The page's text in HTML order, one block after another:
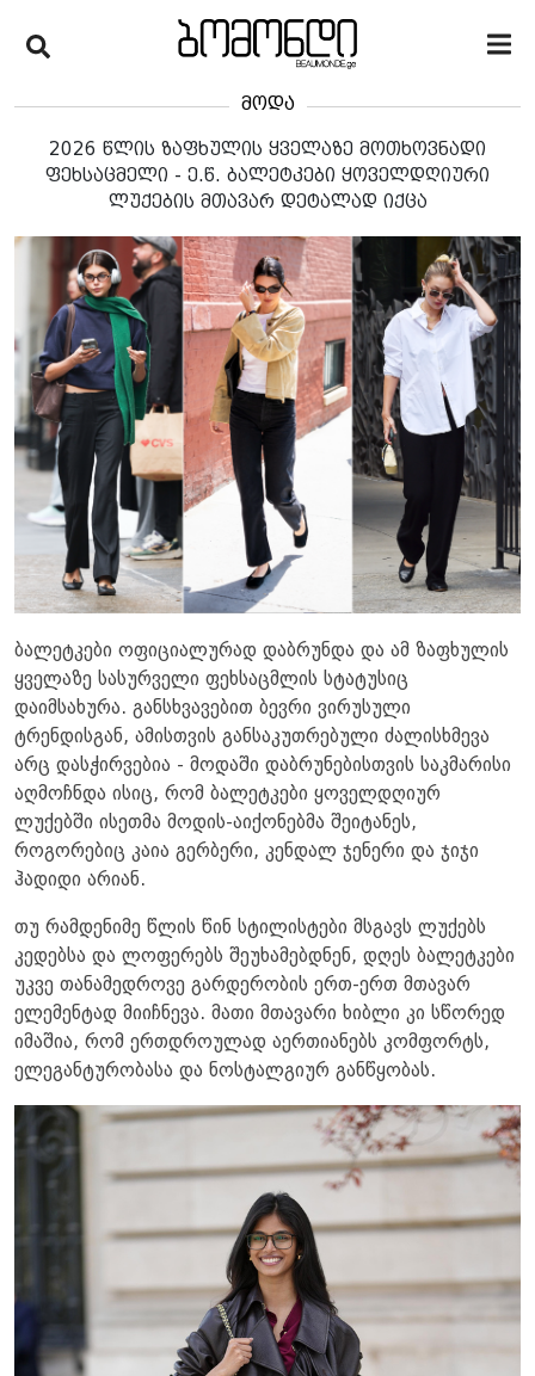
მოდა
2026 წლის ზაფხულის ყველაზე მოთხოვნადი
ფეხსაცმელი - ე.წ. ბალეტკები ყოველდღიური
ლუქების მთავარ დეტალად იქცა
ბალეტკები ოფიციალურად დაბრუნდა და ამ ზაფხულის
ყველაზე სასურველი ფეხსაცმლის სტატუსიც
დაიმსახურა. განსხვავებით ბევრი ვირუსული
ტრენდისგან, ამისთვის განსაკუთრებული ძალისხმევა
არც დასჭირვებია - მოდაში დაბრუნებისთვის საკმარისი
აღმოჩნდა ისიც, რომ ბალეტკები ყოველდღიურ
ლუქებში ისეთმა მოდის-აიქონებმა შეიტანეს,
როგორებიც კაია გერბერი, კენდალ ჯენერი და ჯიჯი
ჰადიდი არიან.
თუ რამდენიმე წლის წინ სტილისტები მსგავს ლუქებს
კედებსა და ლოფერებს შეუხამებდნენ, დღეს ბალეტკები
უკვე თანამედროვე გარდერობის ერთ-ერთ მთავარ
ელემენტად მიიჩნევა. მათი მთავარი ხიბლი კი სწორედ
იმაშია, რომ ერთდროულად აერთიანებს კომფორტს,
ელეგანტურობასა და ნოსტალგიურ განწყობას.